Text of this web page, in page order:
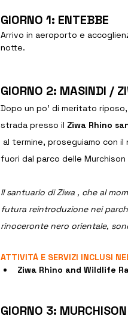
GIORNO 1: ENTEBBE
Arrivo in aeroporto e
notte.
GIORNO 2: MASINDI /
Dopo un po' di meritato
strada presso il Ziwa Rhino
al termine, proseguiamo con
fuori dal parco delle Murchison
Il santuario di Ziwa , che al
futura reintroduzione nei
rinoceronte nero orientale,
ATTIVITÁ E SERVIZI INCLUSI
Ziwa Rhino and Wildlife
GIORNO 3: